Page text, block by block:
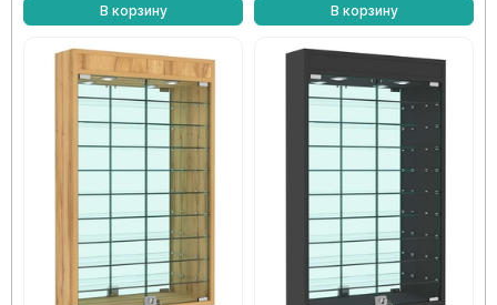
В корзину
В корзину